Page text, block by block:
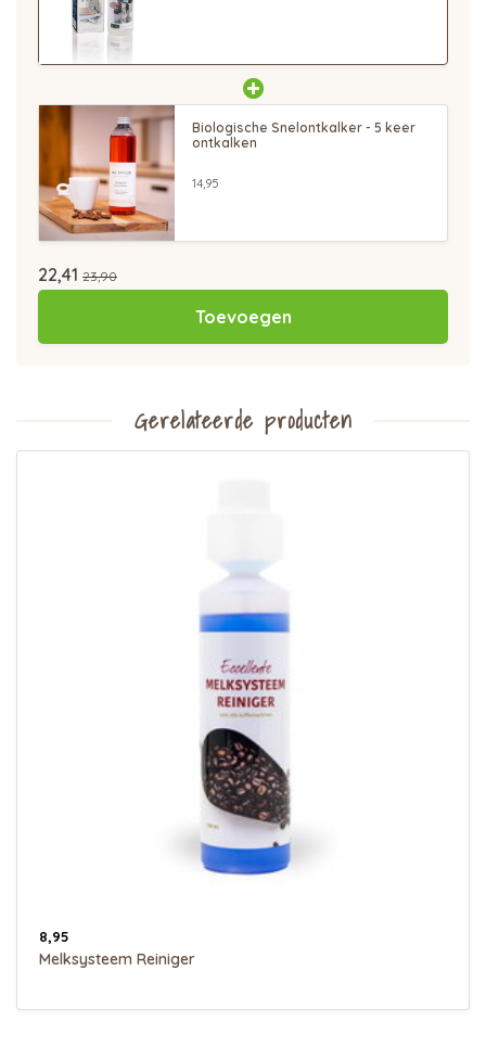
Biologische Snelontkalker - 5 keer
ontkalken
14,95
22,41 23,90
Toevoegen
Gerelateerde producten
8,95
Melksysteem Reiniger